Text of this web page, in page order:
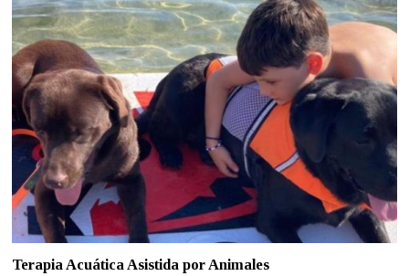
Terapia Acuática Asistida por Animales